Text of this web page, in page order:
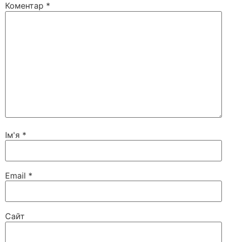
Коментар *
Ім'я *
Email *
Сайт